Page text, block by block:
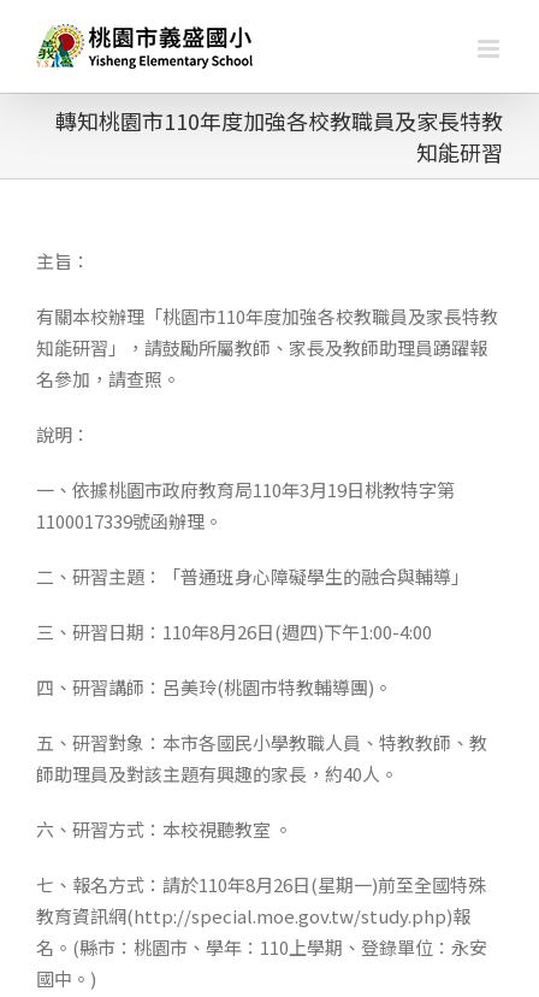
轉知桃園市110年度加強各校教職員及家長特教
知能研習
主旨：
有關本校辦理「桃園市110年度加強各校教職員及家長特教
知能研習」，請鼓勵所屬教師、家長及教師助理員踴躍報
名參加，請查照。
說明：
一、依據桃園市政府教育局110年3月19日桃教特字第
1100017339號函辦理。
二、研習主題：「普通班身心障礙學生的融合與輔導」
三、研習日期：110年8月26日(週四)下午1:00-4:00
四、研習講師：呂美玲(桃園市特教輔導團)。
五、研習對象：本市各國民小學教職人員、特教教師、教
師助理員及對該主題有興趣的家長，約40人。
六、研習方式：本校視聽教室 。
七、報名方式：請於110年8月26日(星期一)前至全國特殊
教育資訊網(http://special.moe.gov.tw/study.php)報
名。(縣市：桃園市、學年：110上學期、登錄單位：永安
國中。)